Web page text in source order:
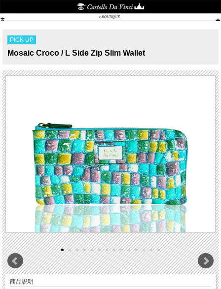
PICK UP
Mosaic Croco / L Side Zip Slim Wallet
商品説明